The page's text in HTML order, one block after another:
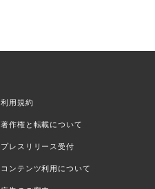
利用規約
著作権と転載について
プレスリリース受付
コンテンツ利用について